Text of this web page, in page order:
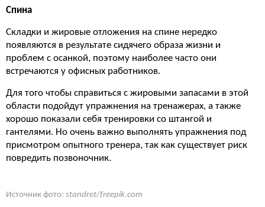
Спина
Складки и жировые отложения на спине нередко
появляются в результате сидячего образа жизни и
проблем с осанкой, поэтому наиболее часто они
встречаются у офисных работников.
Для того чтобы справиться с жировыми запасами в этой
области подойдут упражнения на тренажерах, а также
хорошо показали себя тренировки со штангой и
гантелями. Но очень важно выполнять упражнения под
присмотром опытного тренера, так как существует риск
повредить позвоночник.
Источник фото: standret/freepik.com